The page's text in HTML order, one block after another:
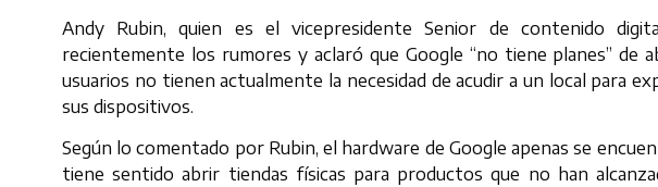
Andy Rubin, quien es el vicepresidente Senior de contenido
recientemente los rumores y aclaró que Google “no tiene planes” de
usuarios no tienen actualmente la necesidad de acudir a un local para
sus dispositivos.
Según lo comentado por Rubin, el hardware de Google apenas se
tiene sentido abrir tiendas físicas para productos que no han